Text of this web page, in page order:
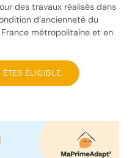
des travaux réalisés dans
d’ancienneté du
métropolitaine et en
ÉLIGIBLE